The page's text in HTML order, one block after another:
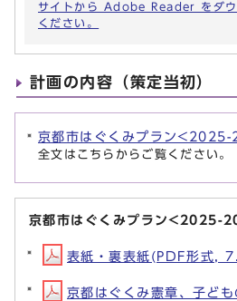
サイトから Adobe Reader をダウ
ください。
計画の内容（策定当初）
京都市はぐくみプラン<2025-
全文はこちらからご覧ください。
京都市はぐくみプラン<2025-
表紙・裏表紙(PDF形式,
京都はぐくみ憲章、子ど